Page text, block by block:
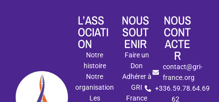
L’ASS
OCIATI
ON
Notre
histoire
Notre
organisation
Les
NOUS
SOUT
ENIR
Faire un
Don
Adhérer à
GRI
France
NOUS
CONT
ACTE
R
contact@gri-
france.org
+336.59.78.64.69
62